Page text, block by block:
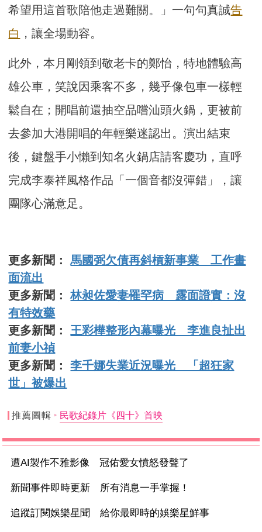
希望用這首歌陪他走過難關。」一句句真誠告
白 ，讓全場動容。
此外，本月剛領到敬老卡的鄭怡，特地體驗高
雄公車，笑說因乘客不多，幾乎像包車一樣輕
鬆自在；開唱前還抽空品嚐汕頭火鍋，更被前
去參加大港開唱的年輕樂迷認出。演出結束
後，鍵盤手小懶到知名火鍋店請客慶功，直呼
完成李泰祥風格作品「一個音都沒彈錯」，讓
團隊心滿意足。
更多新聞：馬國弼欠債再斜槓新事業 工作畫
面流出
更多新聞：林昶佐愛妻罹罕病 露面證實：沒
有特效藥
更多新聞： 王彩樺整形內幕曝光 李進良扯出
前妻小禎
更多新聞：李千娜失業近況曝光 「超狂家
世」被爆出
推薦圖輯 民歌紀錄片《四十》首映
遭AI製作不雅影像 冠佑愛女憤怒發聲了
新聞事件即時更新 所有消息一手掌握！
追蹤訂閱娛樂星聞 給你最即時的娛樂星鮮事